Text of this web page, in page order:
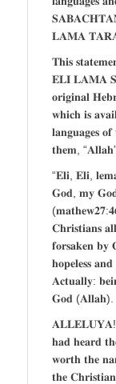
𝐋𝐀𝐌𝐀 𝐓𝐀𝐑𝐀𝐊
𝐓𝐡𝐢𝐬
𝐄𝐋𝐈 𝐋𝐀𝐌𝐀
𝐨𝐫𝐢𝐠𝐢𝐧𝐚𝐥
𝐰𝐡𝐢𝐜𝐡 𝐢𝐬
𝐥𝐚𝐧𝐠𝐮𝐚𝐠𝐞𝐬
𝐭𝐡𝐞𝐦,
“𝐄𝐥𝐢, 𝐄𝐥𝐢,
𝐆𝐨𝐝, 𝐦𝐲
𝐂𝐡𝐫𝐢𝐬𝐭𝐢𝐚𝐧𝐬
𝐟𝐨𝐫𝐬𝐚𝐤𝐞𝐧 𝐛𝐲
𝐡𝐨𝐩𝐞𝐥𝐞𝐬𝐬
𝐀𝐜𝐭𝐮𝐚𝐥𝐥𝐲:
𝐆𝐨𝐝 (𝐀𝐥𝐥𝐚𝐡).
𝐀𝐋𝐋𝐄𝐋𝐔𝐘𝐀!
𝐡𝐚𝐝 𝐡𝐞𝐚𝐫𝐝
𝐰𝐨𝐫𝐭𝐡 𝐭𝐡𝐞
𝐭𝐡𝐞